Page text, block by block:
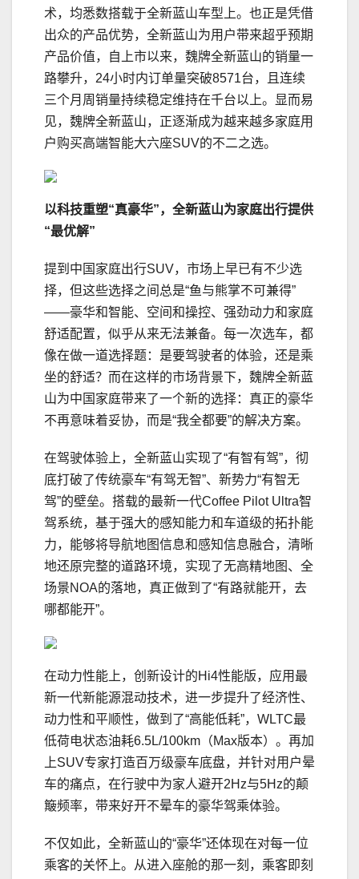
术，均悉数搭载于全新蓝山车型上。也正是凭借
出众的产品优势，全新蓝山为用户带来超乎预期
产品价值，自上市以来，魏牌全新蓝山的销量一
路攀升，24小时内订单量突破8571台，且连续
三个月周销量持续稳定维持在千台以上。显而易
见，魏牌全新蓝山，正逐渐成为越来越多家庭用
户购买高端智能大六座SUV的不二之选。
以科技重塑“真豪华”， 全新蓝山为家庭出行提供
“最优解”
提到中国家庭出行SUV，市场上早已有不少选
择，但这些选择之间总是“鱼与熊掌不可兼得”
——豪华和智能、空间和操控、强劲动力和家庭
舒适配置，似乎从来无法兼备。每一次选车，都
像在做一道选择题：是要驾驶者的体验，还是乘
坐的舒适？而在这样的市场背景下，魏牌全新蓝
山为中国家庭带来了一个新的选择：真正的豪华
不再意味着妥协，而是“我全都要”的解决方案。
在驾驶体验上，全新蓝山实现了“有智有驾”，彻
底打破了传统豪车“有驾无智”、新势力“有智无
驾”的壁垒。搭载的最新一代Coffee Pilot Ultra智
驾系统，基于强大的感知能力和车道级的拓扑能
力，能够将导航地图信息和感知信息融合，清晰
地还原完整的道路环境，实现了无高精地图、全
场景NOA的落地，真正做到了“有路就能开，去
哪都能开”。
在动力性能上，创新设计的Hi4性能版，应用最
新一代新能源混动技术，进一步提升了经济性、
动力性和平顺性，做到了“高能低耗”，WLTC最
低荷电状态油耗6.5L/100km（Max版本）。再加
上SUV专家打造百万级豪车底盘，并针对用户晕
车的痛点，在行驶中为家人避开2Hz与5Hz的颠
簸频率，带来好开不晕车的豪华驾乘体验。
不仅如此，全新蓝山的“豪华”还体现在对每一位
乘客的关怀上。从进入座舱的那一刻，乘客即刻